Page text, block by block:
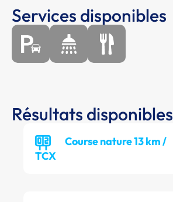
Services disponibles
Résultats disponibles
Course nature 13 km /
TCX